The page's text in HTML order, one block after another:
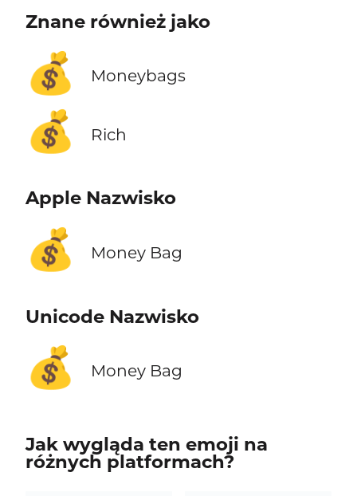
Znane również jako
💰 Moneybags
💰 Rich
Apple Nazwisko
💰 Money Bag
Unicode Nazwisko
💰 Money Bag
Jak wygląda ten emoji na
różnych platformach?